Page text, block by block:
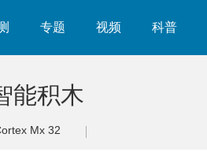
专题 视频 科普
能积木
Mx 32